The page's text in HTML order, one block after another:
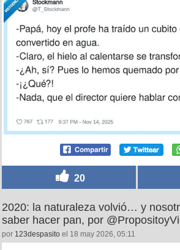
20
2020: la naturaleza volvió… y
saber hacer pan, por
por 123despasito el 18 may 2026, 05:11